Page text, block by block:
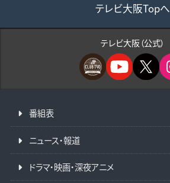
テレビ大阪Topへ
テレビ大阪（公式）
番組表
ニュース・報道
ドラマ・映画・深夜アニメ